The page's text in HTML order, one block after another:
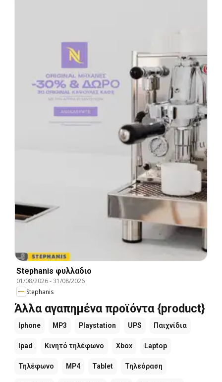
Stephanis φυλλαδιο
01/08/2026-31/08/2026
Stephanis
Άλλα αγαπημένα προϊόντα {product}
Iphone MP3 Playstation UPS Παιχνίδια
Ipad Κινητό τηλέφωνο Xbox Laptop
Τηλέφωνο MP4 Tablet Τηλεόραση